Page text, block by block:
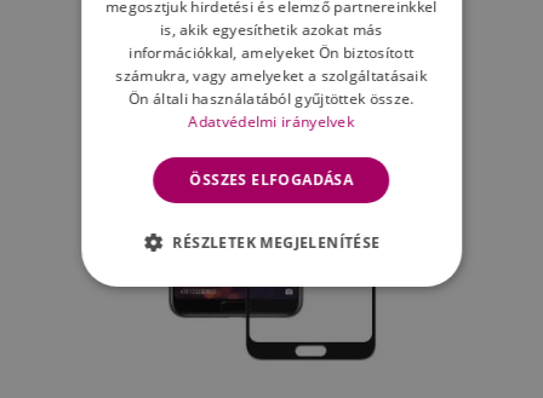
megosztjuk hirdetési és elemző partnereinkkel
is, akik egyesíthetik azokat más
információkkal, amelyeket Ön biztosított
számukra, vagy amelyeket a szolgáltatásaik
Ön általi használatából gyűjtöttek össze.
Adatvédelmi irányelvek
ÖSSZES ELFOGADÁSA
RÉSZLETEK MEGJELENÍTÉSE